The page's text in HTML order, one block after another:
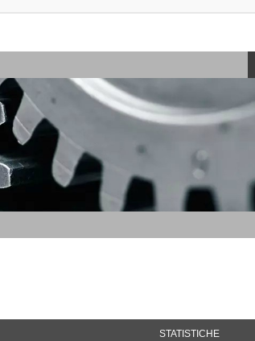
STATISTICHE